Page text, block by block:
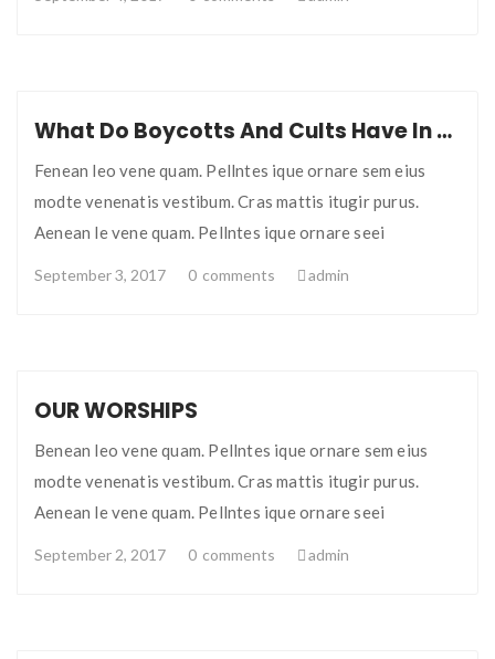
What Do Boycotts And Cults Have In Common?
Fenean leo vene quam. Pellntes ique ornare sem eius
modte venenatis vestibum. Cras mattis itugir purus.
Aenean le vene quam. Pellntes ique ornare seei
September 3, 2017 0 comments admin
OUR WORSHIPS
Benean leo vene quam. Pellntes ique ornare sem eius
modte venenatis vestibum. Cras mattis itugir purus.
Aenean le vene quam. Pellntes ique ornare seei
September 2, 2017 0 comments admin